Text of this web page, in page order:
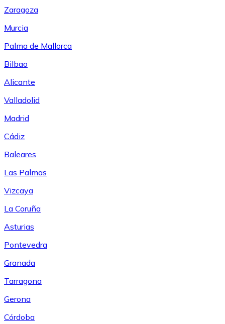
Zaragoza
Murcia
Palma de Mallorca
Bilbao
Alicante
Valladolid
Madrid
Cádiz
Baleares
Las Palmas
Vizcaya
La Coruña
Asturias
Pontevedra
Granada
Tarragona
Gerona
Córdoba